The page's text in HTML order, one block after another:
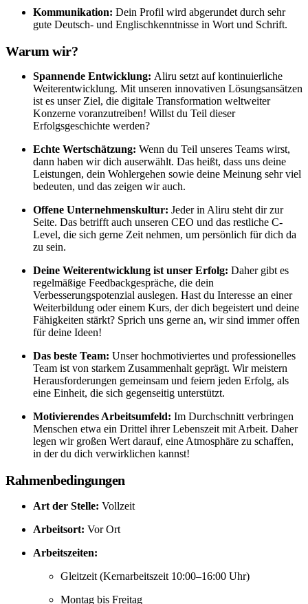
Kommunikation: Dein Profil wird abgerundet durch sehr
gute Deutsch- und Englischkenntnisse in Wort und Schrift.
Warum wir?
Spannende Entwicklung: Aliru setzt auf kontinuierliche
Weiterentwicklung. Mit unseren innovativen Lösungsansätzen
ist es unser Ziel, die digitale Transformation weltweiter
Konzerne voranzutreiben! Willst du Teil dieser
Erfolgsgeschichte werden?
Echte Wertschätzung: Wenn du Teil unseres Teams wirst,
dann haben wir dich auserwählt. Das heißt, dass uns deine
Leistungen, dein Wohlergehen sowie deine Meinung sehr viel
bedeuten, und das zeigen wir auch.
Offene Unternehmenskultur: Jeder in Aliru steht dir zur
Seite. Das betrifft auch unseren CEO und das restliche C-
Level, die sich gerne Zeit nehmen, um persönlich für dich da
zu sein.
Deine Weiterentwicklung ist unser Erfolg: Daher gibt es
regelmäßige Feedbackgespräche, die dein
Verbesserungspotenzial auslegen. Hast du Interesse an einer
Weiterbildung oder einem Kurs, der dich begeistert und deine
Fähigkeiten stärkt? Sprich uns gerne an, wir sind immer offen
für deine Ideen!
Das beste Team: Unser hochmotiviertes und professionelles
Team ist von starkem Zusammenhalt geprägt. Wir meistern
Herausforderungen gemeinsam und feiern jeden Erfolg, als
eine Einheit, die sich gegenseitig unterstützt.
Motivierendes Arbeitsumfeld: Im Durchschnitt verbringen
Menschen etwa ein Drittel ihrer Lebenszeit mit Arbeit. Daher
legen wir großen Wert darauf, eine Atmosphäre zu schaffen,
in der du dich verwirklichen kannst!
Rahmenbedingungen
Art der Stelle: Vollzeit
Arbeitsort: Vor Ort
Arbeitszeiten:
Gleitzeit (Kernarbeitszeit 10:00–16:00 Uhr)
Montag bis Freitag